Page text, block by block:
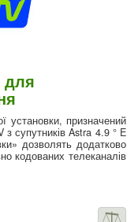
для
установки, призначений
супутників Astra 4.9 ° E
дозволять додатково
кодованих телеканалів